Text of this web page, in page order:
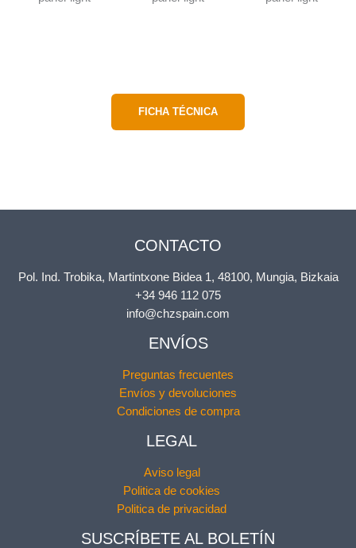
FICHA TÉCNICA
CONTACTO
Pol. Ind. Trobika, Martintxone Bidea 1, 48100, Mungia, Bizkaia
+34 946 112 075
info@chzspain.com
ENVÍOS
Preguntas frecuentes
Envíos y devoluciones
Condiciones de compra
LEGAL
Aviso legal
Politica de cookies
Politica de privacidad
SUSCRÍBETE AL BOLETÍN